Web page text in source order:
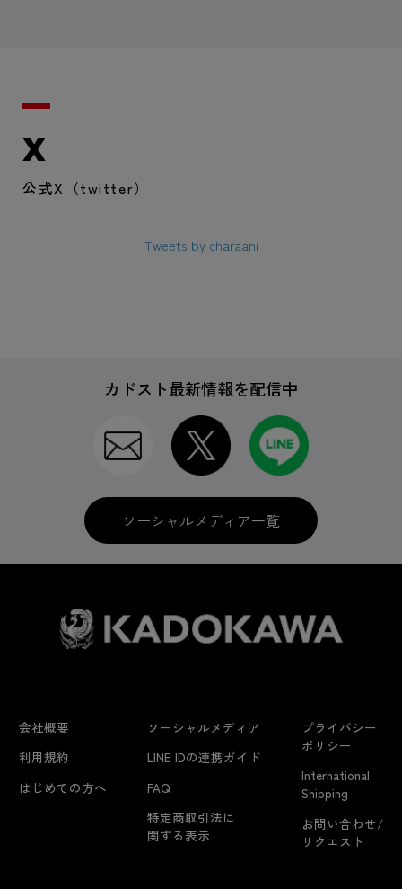
X
公式X（twitter）
Tweets by charaani
カドスト最新情報を配信中
ソーシャルメディア一覧
会社概要
利用規約
はじめての方へ
ソーシャルメディア
LINE IDの連携ガイド
FAQ
特定商取引法に
関する表示
プライバシー
ポリシー
International
Shipping
お問い合わせ/
リクエスト